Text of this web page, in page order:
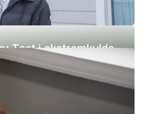
Test i ekstremkulde